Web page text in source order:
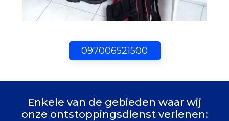
097006521500
Enkele van de gebieden waar wij
onze ontstoppingsdienst verlenen: